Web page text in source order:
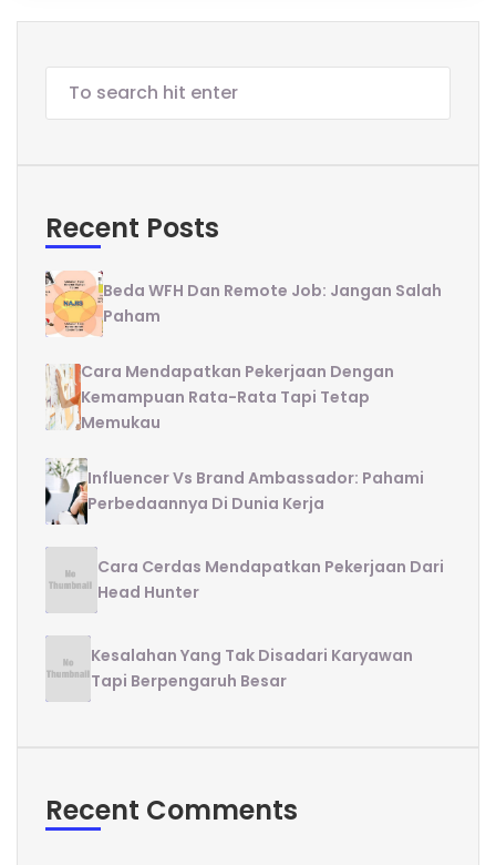
Recent Posts
Beda WFH Dan Remote Job: Jangan Salah
Paham
Cara Mendapatkan Pekerjaan Dengan
Kemampuan Rata-Rata Tapi Tetap
Memukau
Influencer Vs Brand Ambassador: Pahami
Perbedaannya Di Dunia Kerja
Cara Cerdas Mendapatkan Pekerjaan Dari
Head Hunter
Kesalahan Yang Tak Disadari Karyawan
Tapi Berpengaruh Besar
Recent Comments